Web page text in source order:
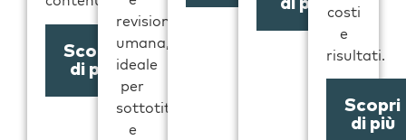
Scopri
di più
revisione
umana,
ideale
per
sottotitolazione
e
costi
e
risultati.
Scopri
di più